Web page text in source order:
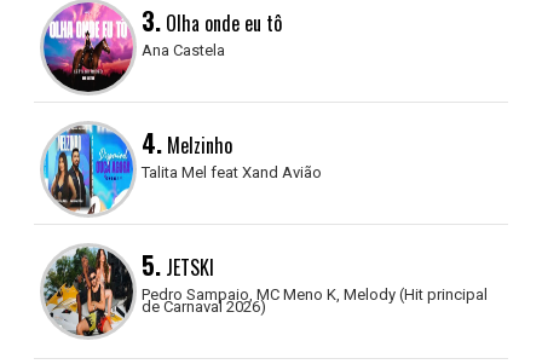
3. Olha onde eu tô
Ana Castela
4. Melzinho
Talita Mel feat Xand Avião
5. JETSKI
Pedro Sampaio, MC Meno K, Melody (Hit principal
de Carnaval 2026)